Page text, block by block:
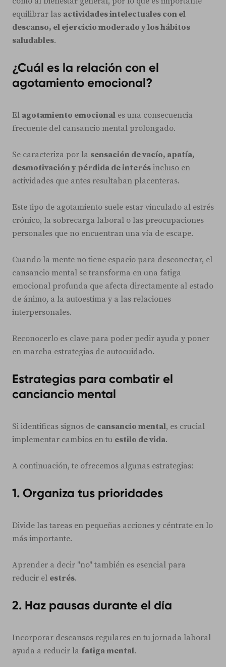
equilibrar las actividades intelectuales con el
descanso, el ejercicio moderado y los hábitos
saludables.
¿Cuál es la relación con el
agotamiento emocional?
El agotamiento emocional es una consecuencia
frecuente del cansancio mental prolongado.
Se caracteriza por la sensación de vacío, apatía,
desmotivación y pérdida de interés incluso en
actividades que antes resultaban placenteras.
Este tipo de agotamiento suele estar vinculado al estrés
crónico, la sobrecarga laboral o las preocupaciones
personales que no encuentran una vía de escape.
Cuando la mente no tiene espacio para desconectar, el
cansancio mental se transforma en una fatiga
emocional profunda que afecta directamente al estado
de ánimo, a la autoestima y a las relaciones
interpersonales.
Reconocerlo es clave para poder pedir ayuda y poner
en marcha estrategias de autocuidado.
Estrategias para combatir el
canciancio mental
Si identificas signos de cansancio mental, es crucial
implementar cambios en tu estilo de vida.
A continuación, te ofrecemos algunas estrategias:
1. Organiza tus prioridades
Divide las tareas en pequeñas acciones y céntrate en lo
más importante.
Aprender a decir "no" también es esencial para
reducir el estrés.
2. Haz pausas durante el día
Incorporar descansos regulares en tu jornada laboral
ayuda a reducir la fatiga mental.